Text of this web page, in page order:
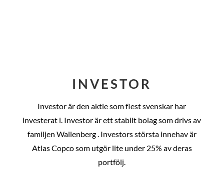
INVESTOR
Investor är den aktie som flest svenskar har
investerat i. Investor är ett stabilt bolag som drivs av
familjen Wallenberg . Investors största innehav är
Atlas Copco som utgör lite under 25% av deras
portfölj.